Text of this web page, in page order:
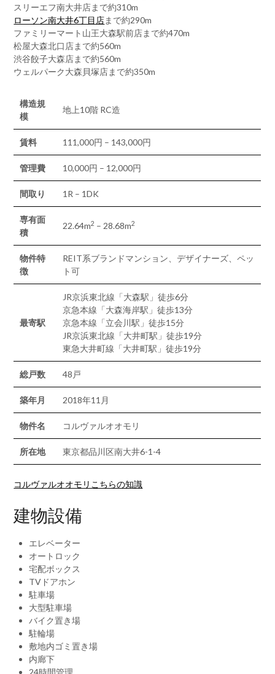
スリーエフ南大井店まで約310m
ローソン南大井6丁目店まで約290m
ファミリーマート山王大森駅前店まで約470m
松屋大森北口店まで約560m
渋谷餃子大森店まで約560m
ウェルパーク大森貝塚店まで約350m
構造規
模
地上10階 RC造
賃料 111,000円 – 143,000円
管理費 10,000円 – 12,000円
間取り 1R – 1DK
専有面
積
22.64m2 – 28.68m2
物件特
徴
REIT系ブランドマンション、デザイナーズ、ペッ
ト可
最寄駅
JR京浜東北線「大森駅」徒歩6分
京急本線「大森海岸駅」徒歩13分
京急本線「立会川駅」徒歩15分
JR京浜東北線「大井町駅」徒歩19分
東急大井町線「大井町駅」徒歩19分
総戸数 48戸
築年月 2018年11月
物件名 コルヴァルオオモリ
所在地 東京都品川区南大井6-1-4
コルヴァルオオモリこちらの知識
建物設備
エレベーター
オートロック
宅配ボックス
TVドアホン
駐車場
大型駐車場
バイク置き場
駐輪場
敷地内ゴミ置き場
内廊下
24時間管理